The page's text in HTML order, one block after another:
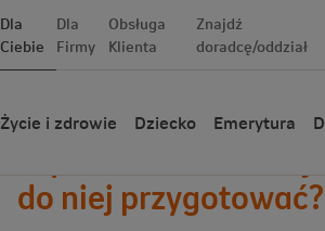
Dla
Ciebie
Dla
Firmy
Obsługa
Klienta
Znajdź
doradcę/oddział
Życie i zdrowie Dziecko Emerytura
Wróć
do niej przygotować?